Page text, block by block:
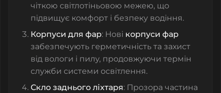
чіткою світлотіньовою межею, що
підвищує комфорт і безпеку водіння.
Корпуси для фар: Нові корпуси фар
забезпечують герметичність та захист
від вологи і пилу, продовжуючи термін
служби системи освітлення.
Скло заднього ліхтаря: Прозора частина